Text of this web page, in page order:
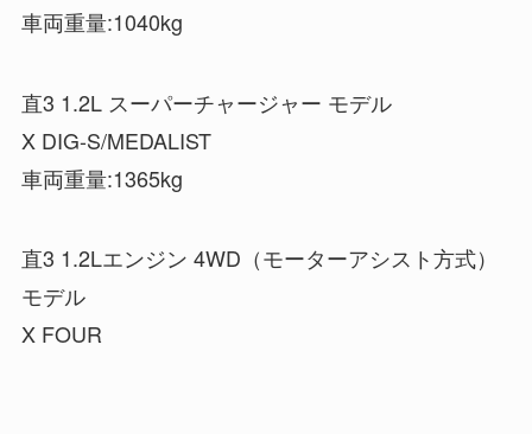
車両重量:1040kg
直3 1.2L スーパーチャージャー モデル
X DIG-S/MEDALIST
車両重量:1365kg
直3 1.2Lエンジン 4WD（モーターアシスト方式）
モデル
X FOUR